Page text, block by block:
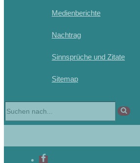
Medienberichte
Nachtrag
Sinnsprüche und Zitate
Sitemap